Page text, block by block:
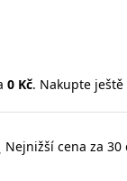
0 Kč. Nakupte ještě
Nejnižší cena za 30